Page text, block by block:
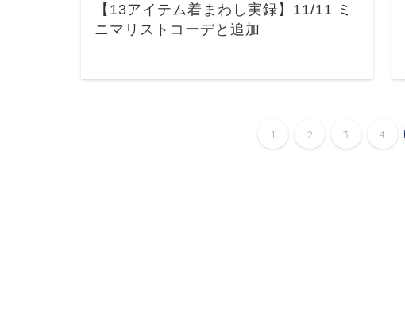
【13アイテム着まわし実録】11/11 ミ
ニマリストコーデと追加
1 2 3 4